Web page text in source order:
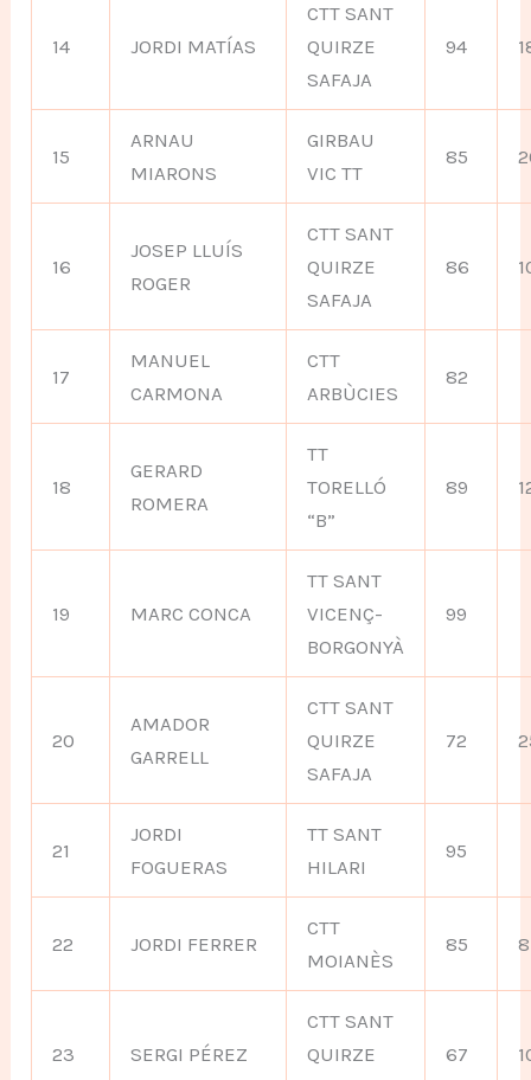
14 JORDI MATÍAS
CTT SANT
QUIRZE
SAFAJA
94
15
ARNAU
MIARONS
GIRBAU
VIC TT
85
16
JOSEP LLUÍS
ROGER
CTT SANT
QUIRZE
SAFAJA
86
17
MANUEL
CARMONA
CTT
ARBÙCIES
82
18
GERARD
ROMERA
TT
TORELLÓ
“B”
89
19 MARC CONCA
TT SANT
VICENÇ-
BORGONYÀ
99
20
AMADOR
GARRELL
CTT SANT
QUIRZE
SAFAJA
72
21
JORDI
FOGUERAS
TT SANT
HILARI
95
22 JORDI FERRER
CTT
MOIANÈS
85 8
23 SERGI PÉREZ
CTT SANT
QUIRZE
67